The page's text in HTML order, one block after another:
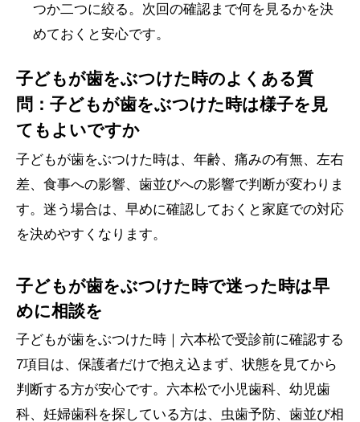
つか二つに絞る。次回の確認まで何を見るかを決
めておくと安心です。
子どもが歯をぶつけた時のよくある質
問：子どもが歯をぶつけた時は様子を見
てもよいですか
子どもが歯をぶつけた時は、年齢、痛みの有無、左右
差、食事への影響、歯並びへの影響で判断が変わりま
す。迷う場合は、早めに確認しておくと家庭での対応
を決めやすくなります。
子どもが歯をぶつけた時で迷った時は早
めに相談を
子どもが歯をぶつけた時｜六本松で受診前に確認する
7項目は、保護者だけで抱え込まず、状態を見てから
判断する方が安心です。六本松で小児歯科、幼児歯
科、妊婦歯科を探している方は、虫歯予防、歯並び相